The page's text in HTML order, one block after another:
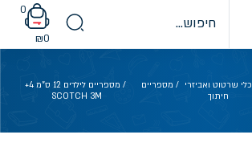
0
₪0
כלי שרטוט ואביזרי
חיתוך
/ מספריים
/ מספריים לילדים 12 ס"מ 4+
SCOTCH 3M